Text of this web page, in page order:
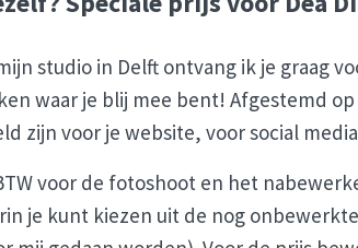
studio in Delft ontvang ik je graag
waar je blij mee bent! Afgestemd
zijn voor je website, voor social
voor de fotoshoot en het
je kunt kiezen uit de nog